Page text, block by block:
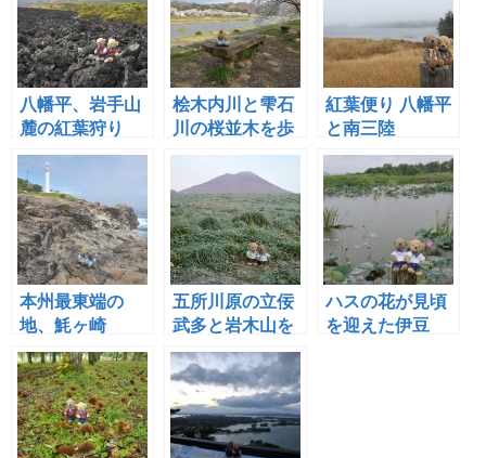
八幡平、岩手山
麓の紅葉狩り
桧木内川と雫石
川の桜並木を歩
く
紅葉便り 八幡平
と南三陸
本州最東端の
地、魹ヶ崎
五所川原の立佞
武多と岩木山を
見る
ハスの花が見頃
を迎えた伊豆